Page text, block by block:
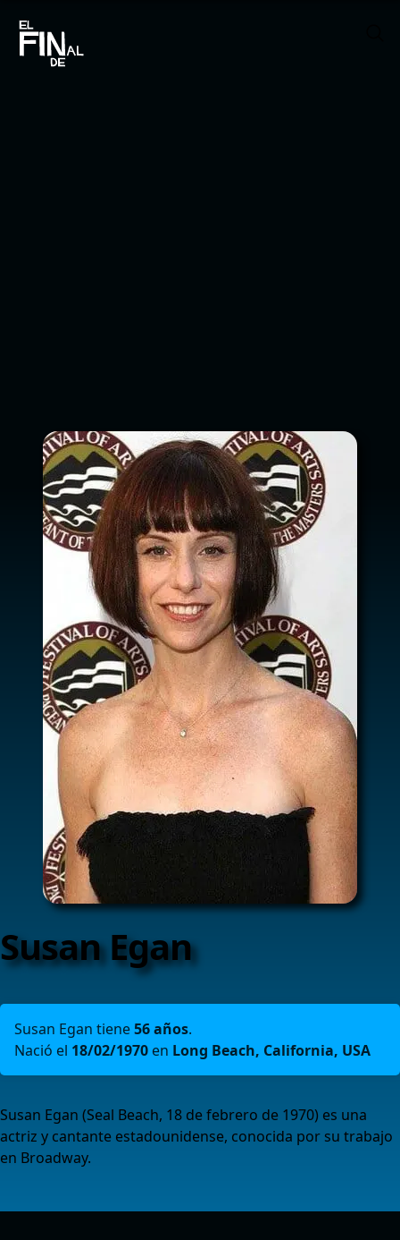
Susan Egan
Susan Egan tiene56 años.
Nació el 18/02/1970 en Long Beach, California, USA
Susan Egan (Seal Beach, 18 de febrero de 1970) es una
actriz y cantante estadounidense, conocida por su trabajo
en Broadway.